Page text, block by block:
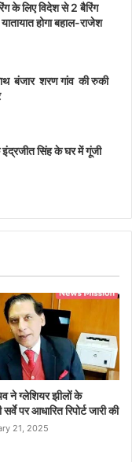
के लिए विदेश से 2 बैरिंग
होगा बहाल-राजेश
बंजार शरण गांव की रुकी
इंद्रजीत सिंह के घर में गूंजी
ने ग्लेशियर झीलों के
सर्वे पर आधारित रिपोर्ट जारी की
21, 2025